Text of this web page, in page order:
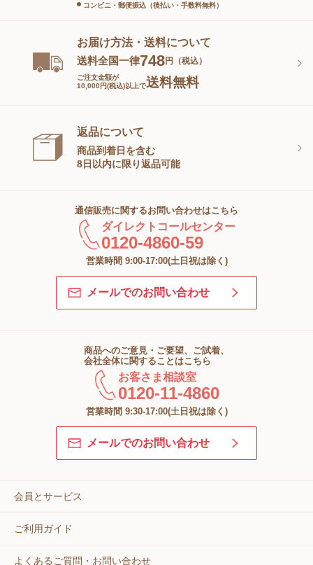
コンビニ・郵便振込（後払い・手数料無料）
お届け方法・送料について
送料全国一律748円（税込）
ご注文金額が
10,000円(税込)以上で送料無料
返品について
商品到着日を含む
8日以内に限り返品可能
通信販売に関するお問い合わせはこちら
ダイレクトコールセンター
0120-4860-59
営業時間 9:00-17:00(土日祝は除く)
メールでのお問い合わせ
商品へのご意見・ご要望、ご試着、
会社全体に関することはこちら
お客さま相談室
0120-11-4860
営業時間 9:30-17:00(土日祝は除く)
メールでのお問い合わせ
会員とサービス
ご利用ガイド
よくあるご質問・お問い合わせ